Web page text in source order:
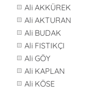
Ali AKKÜREK
Ali AKTURAN
Ali BUDAK
Ali FISTIKÇI
Ali GÖY
Ali KAPLAN
Ali KÖSE